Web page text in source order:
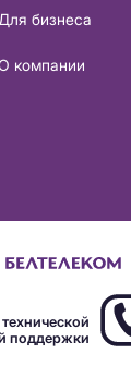
Для бизнеса
компании
поддержки